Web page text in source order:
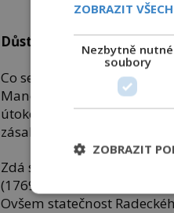
FOTO: Alphonse
Důstojník bojiště
Co se naučil, ukáže už 14.
Manévruje v korytě potoka
útokem z boku. Bojiště
zásahu střelou umírá kůň
Zdá se, že tentokrát
(1769–1821) ale zahájí
Ovšem statečnost
ZOBRAZIT
Nezbytně nutné
soubory
ZOBRAZIT